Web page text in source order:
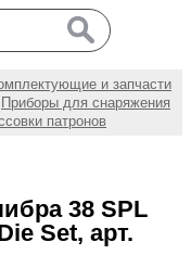
и запчасти
Приборы для снаряжения
патронов
38 SPL
Set, арт.